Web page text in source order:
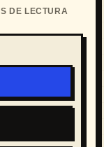
DE LECTURA